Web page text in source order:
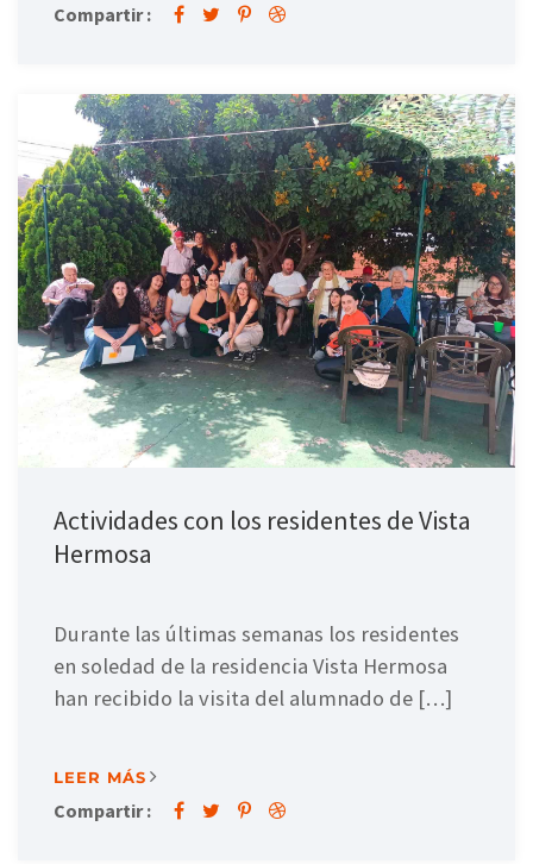
Compartir :
Actividades con los residentes de Vista
Hermosa
Durante las últimas semanas los residentes
en soledad de la residencia Vista Hermosa
han recibido la visita del alumnado de […]
LEER MÁS
Compartir :